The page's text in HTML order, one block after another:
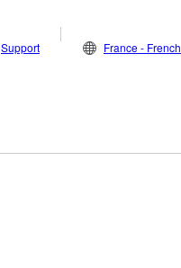
Support France - French